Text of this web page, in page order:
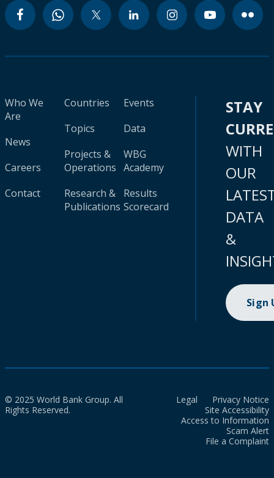
Who We
Are
News
Careers
Contact
Countries
Topics
Projects &
Operations
Research &
Publications
Events
Data
WBG
Academy
Results
Scorecard
STAY
WITH
OUR
DATA
&
Sign
© 2025 World Bank Group. All
Rights Reserved.
Legal
Privacy Notice
Site Accessibility
Access to Information
Scam Alert
File a Complaint